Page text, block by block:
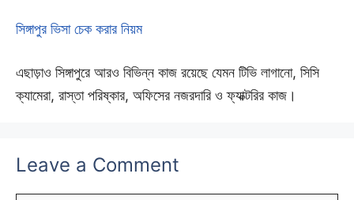
সিঙ্গাপুর ভিসা চেক করার নিয়ম
এছাড়াও সিঙ্গাপুরে আরও বিভিন্ন কাজ রয়েছে যেমন টিভি লাগানো, সিসি
ক্যামেরা, রাস্তা পরিষ্কার, অফিসের নজরদারি ও ফ্যাক্টরির কাজ।
Leave a Comment